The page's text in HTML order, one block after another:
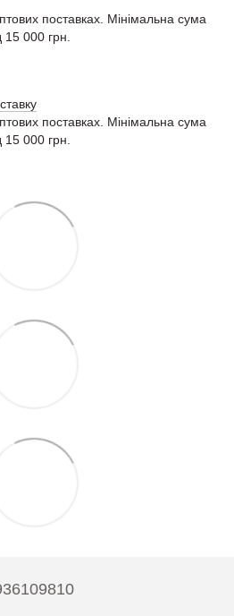
поставках. Мінімальна сума
15 000 грн.
поставках. Мінімальна сума
15 000 грн.